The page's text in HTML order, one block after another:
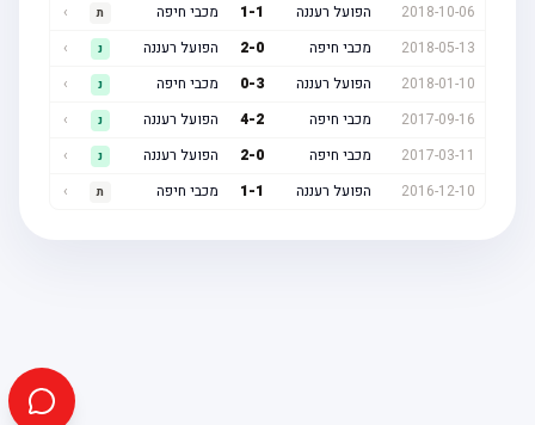
2018-10-06
הפועל רעננה 1 מכבי חיפה
2018-05-13
מכבי חיפה 2 הפועל רעננה
2018-01-10
הפועל רעננה 0 מכבי חיפה
2017-09-16
מכבי חיפה 4 הפועל רעננה
2017-03-11
מכבי חיפה 2 הפועל רעננה
2016-12-10
הפועל רעננה 1 מכבי חיפה